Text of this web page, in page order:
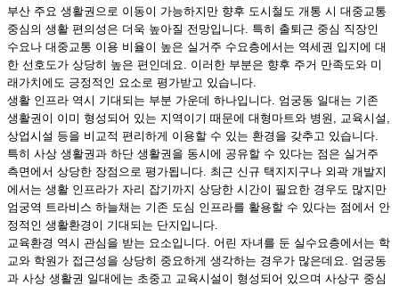
부산 주요 생활권으로 이동이 가능하지만 향후 도시철도 개통 시 대중교통
중심의 생활 편의성은 더욱 높아질 전망입니다. 특히 출퇴근 중심 직장인
수요나 대중교통 이용 비율이 높은 실거주 수요층에서는 역세권 입지에 대
한 선호도가 상당히 높은 편인데요. 이러한 부분은 향후 주거 만족도와 미
래가치에도 긍정적인 요소로 평가받고 있습니다.
생활 인프라 역시 기대되는 부분 가운데 하나입니다. 엄궁동 일대는 기존
생활권이 이미 형성되어 있는 지역이기 때문에 대형마트와 병원, 교육시설,
상업시설 등을 비교적 편리하게 이용할 수 있는 환경을 갖추고 있습니다.
특히 사상 생활권과 하단 생활권을 동시에 공유할 수 있다는 점은 실거주
측면에서 상당한 장점으로 평가됩니다. 최근 신규 택지지구나 외곽 개발지
에서는 생활 인프라가 자리 잡기까지 상당한 시간이 필요한 경우도 많지만
엄궁역 트라비스 하늘채는 기존 도심 인프라를 활용할 수 있다는 점에서 안
정적인 생활환경이 기대되는 단지입니다.
교육환경 역시 관심을 받는 요소입니다. 어린 자녀를 둔 실수요층에서는 학
교와 학원가 접근성을 상당히 중요하게 생각하는 경우가 많은데요. 엄궁동
과 사상 생활권 일대에는 초중고 교육시설이 형성되어 있으며 사상구 중심